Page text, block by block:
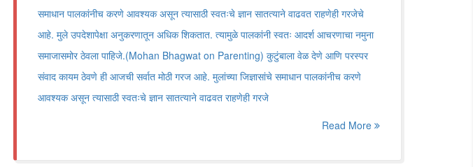
समाधान पालकांनीच करणे आवश्यक असून त्यासाठी स्वतःचे ज्ञान सातत्याने वाढवत राहणेही गरजेचे
आहे. मुले उपदेशापेक्षा अनुकरणातून अधिक शिकतात. त्यामुळे पालकांनी स्वतः आदर्श आचरणाचा नमुना
समाजासमोर ठेवला पाहिजे.(Mohan Bhagwat on Parenting) कुटुंबाला वेळ देणे आणि परस्पर
संवाद कायम ठेवणे ही आजची सर्वात मोठी गरज आहे. मुलांच्या जिज्ञासांचे समाधान पालकांनीच करणे
आवश्यक असून त्यासाठी स्वतःचे ज्ञान सातत्याने वाढवत राहणेही गरजे
Read More